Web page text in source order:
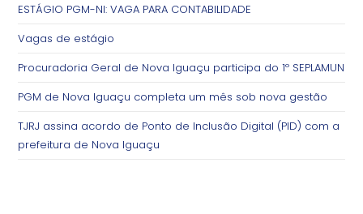
ESTÁGIO PGM-NI: VAGA PARA CONTABILIDADE
Vagas de estágio
Procuradoria Geral de Nova Iguaçu participa do 1º SEPLAMUN
PGM de Nova Iguaçu completa um mês sob nova gestão
TJRJ assina acordo de Ponto de Inclusão Digital (PID) com a
prefeitura de Nova Iguaçu